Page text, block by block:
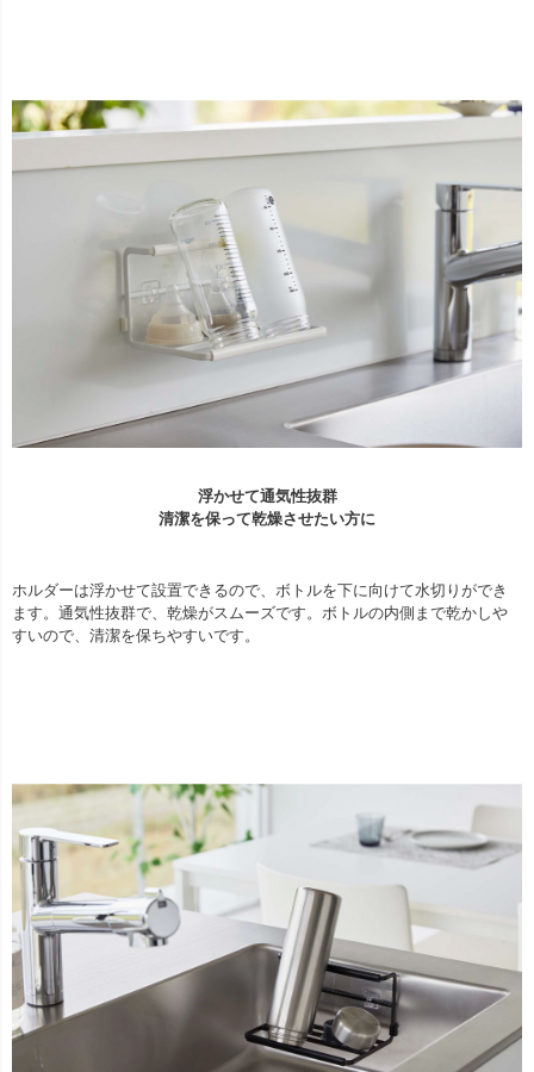
浮かせて通気性抜群
清潔を保って乾燥させたい方に
ホルダーは浮かせて設置できるので、ボトルを下に向けて水切りができ
ます。通気性抜群で、乾燥がスムーズです。ボトルの内側まで乾かしや
すいので、清潔を保ちやすいです。